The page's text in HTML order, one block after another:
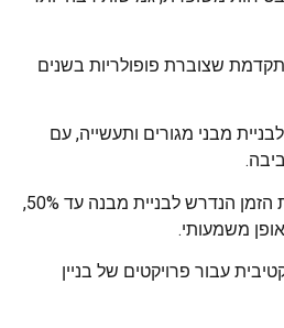
שצוברת פופולריות בשנים
מבני מגורים ותעשייה, עם
בנייה קלה יכולה להפחית את הזמן הנדרש לבניית מבנה עד 50%,
משמעותי.
עבור פרויקטים של בניין